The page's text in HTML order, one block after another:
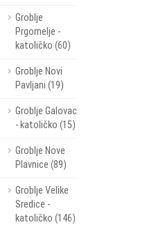
Groblje
Prgomelje -
katoličko (60)
Groblje Novi
Pavljani (19)
Groblje Galovac
- katoličko (15)
Groblje Nove
Plavnice (89)
Groblje Velike
Sredice -
katoličko (146)